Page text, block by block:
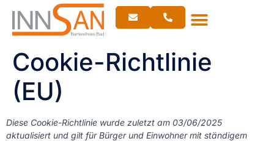
Cookie-Richtlinie
(EU)
Diese Cookie-Richtlinie wurde zuletzt am 03/06/2025
aktualisiert und gilt für Bürger und Einwohner mit ständigem